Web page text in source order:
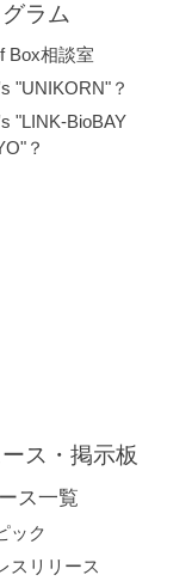
ラム
Box相談室
"UNIKORN"？
"LINK-BioBAY
？
ス・掲示板
ス一覧
ック
スリリース